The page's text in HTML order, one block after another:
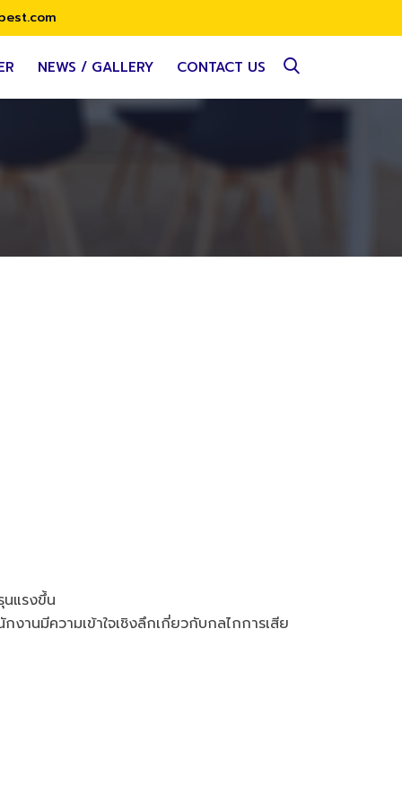
NEWS / GALLERY CONTACT US
แรงขึ้น
งานมีความเข้าใจเชิงลึกเกี่ยวกับกลไกการเสีย